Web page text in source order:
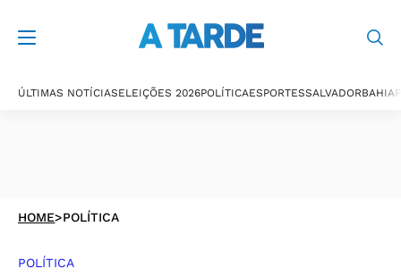
ÚLTIMAS NOTÍCIASELEIÇÕES 2026POLÍTICAESPORTESSALVADORBAHIA
HOME>POLÍTICA
POLÍTICA